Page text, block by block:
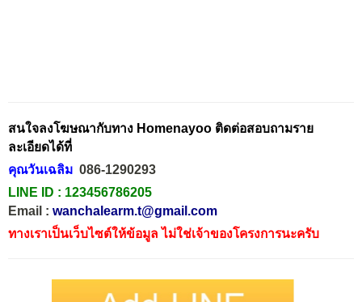
สนใจลงโฆษณากับทาง Homenayoo ติดต่อสอบถามราย
ละเอียดได้ที่
คุณวันเฉลิม 086-1290293
LINE ID : 123456786205
Email : wanchalearm.t@gmail.com
ทางเราเป็นเว็บไซต์ให้ข้อมูล ไม่ใช่เจ้าของโครงการนะครับ